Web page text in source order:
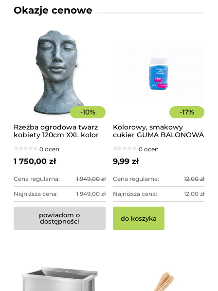
Okazje cenowe
-10%
Rzeźba ogrodowa twarz
kobiety 120cm XXL kolor
- imponująca dekoracja
ogrodowa
0 ocen
1 750,00 zł
Cena regularna: 1 949,00 zł
Najniższa cena: 1 949,00 zł
powiadom o
dostępności
-17%
Kolorowy, smakowy
cukier GUMA BALONOWA
0 ocen
9,99 zł
Cena regularna: 12,00 zł
Najniższa cena: 12,00 zł
do koszyka